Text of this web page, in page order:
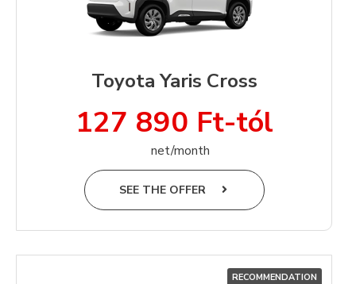
Toyota Yaris Cross
127 890 Ft-tól
net/month
SEE THE OFFER
RECOMMENDATION